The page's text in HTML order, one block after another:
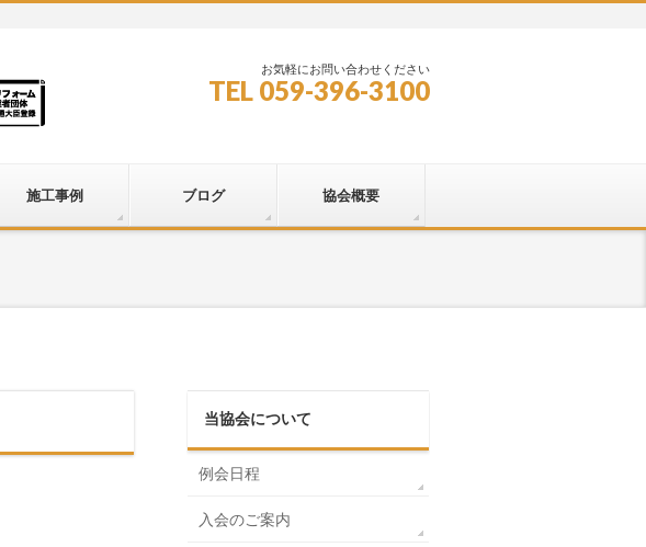
お気軽にお問い合わせください
TEL 059-396-3100
施工事例 ブログ 協会概要
当協会について
例会日程
入会のご案内